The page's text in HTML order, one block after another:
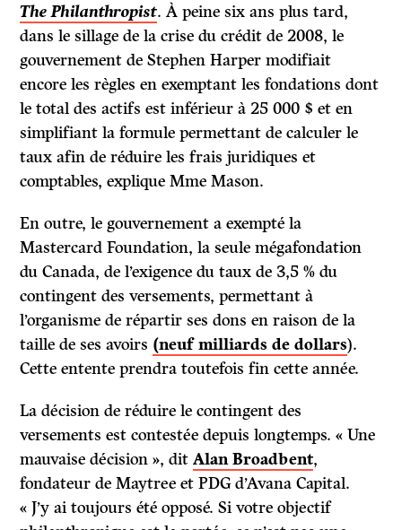
The Philanthropist. À peine six ans plus tard,
dans le sillage de la crise du crédit de 2008, le
gouvernement de Stephen Harper modifiait
encore les règles en exemptant les fondations dont
le total des actifs est inférieur à 25 000 $ et en
simplifiant la formule permettant de calculer le
taux afin de réduire les frais juridiques et
comptables, explique Mme Mason.
En outre, le gouvernement a exempté la
Mastercard Foundation, la seule mégafondation
du Canada, de l’exigence du taux de 3,5 % du
contingent des versements, permettant à
l’organisme de répartir ses dons en raison de la
taille de ses avoirs (neuf milliards de dollars).
Cette entente prendra toutefois fin cette année.
La décision de réduire le contingent des
versements est contestée depuis longtemps. « Une
mauvaise décision », ditAlan Broadbent,
fondateur de Maytree et PDG d’Avana Capital.
« J’y ai toujours été opposé. Si votre objectif